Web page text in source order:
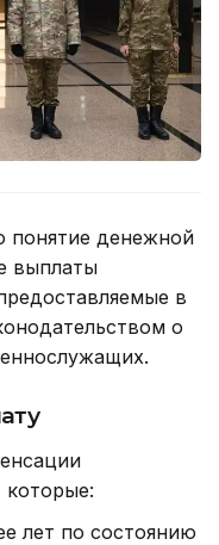
понятие денежной
выплаты
в
о
лет по состоянию